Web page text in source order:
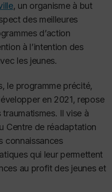
, un organisme à but
des meilleures
d’action
à l’intention des
les jeunes.
le programme précité,
en 2021, repose
Il vise à
Centre de réadaptation
connaissances
qui leur permettent
au profit des jeunes et